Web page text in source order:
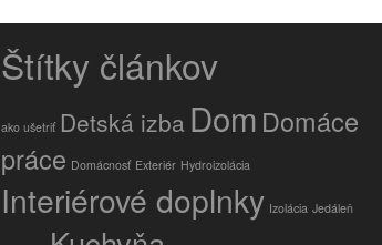
Štítky článkov
ako ušetriť Detská izba Dom Domáce
práce Domácnosť Exteriér Hydroizolácia
Interiérové doplnky Izolácia Jedáleň